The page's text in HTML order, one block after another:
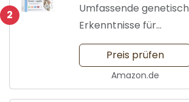
2
Umfassende
Erkenntnisse für
Katzenbesitzer
Preis prüfen
Amazon.de